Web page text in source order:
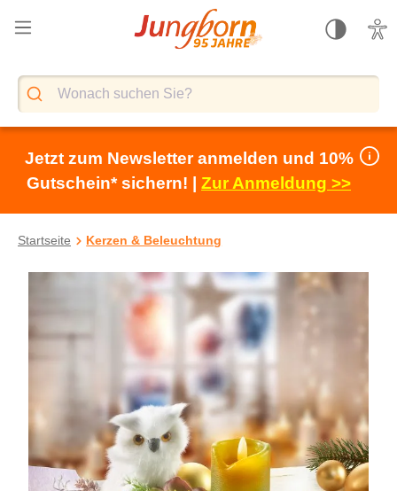
springen
Jetzt zum Newsletter anmelden und 10%
Gutschein* sichern! | Zur Anmeldung >>
Startseite Kerzen & Beleuchtung
Bildergalerie überspringen